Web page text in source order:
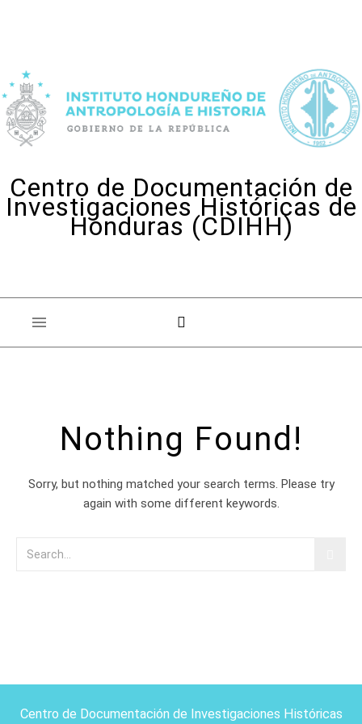
Centro de Documentación de
Investigaciones Históricas de
Honduras (CDIHH)
Nothing Found!
Sorry, but nothing matched your search terms. Please try
again with some different keywords.
Centro de Documentación de Investigaciones Históricas